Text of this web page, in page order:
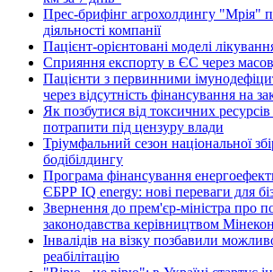
Прес-брифінг агрохолдингу "Мрія"
діяльності компанії
Пацієнт-орієнтовані моделі
Сприяння експорту в ЄС через
Пацієнти з первинними
через відсутність фінансування на
Як позбутися від токсичних ресурсів
потрапити під цензуру влади
Тріумфальний сезон національної
бодібілдингу
Програма фінансування
ЄБРР IQ energy: нові переваги для
Звернення до прем'єр-міністра про
законодавства керівництвом
Інвалідів на візку позбавили
реабілітацію